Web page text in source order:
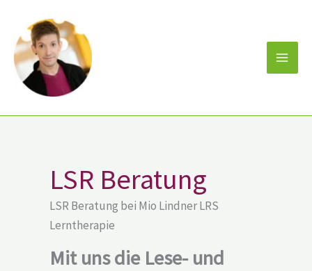
Inhalt
springen
LSR Beratung
LSR Beratung bei Mio Lindner LRS
Lerntherapie
Mit uns die Lese- und